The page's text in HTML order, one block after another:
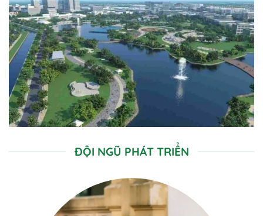
ĐỘI NGŨ PHÁT TRIỂN